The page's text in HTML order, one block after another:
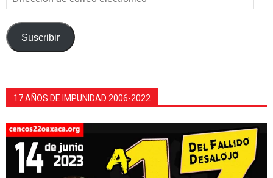
de
correo
electrónico
Suscribir
17 AÑOS DE IMPUNIDAD 2006-2022